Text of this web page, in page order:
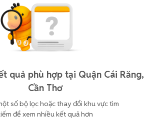
quả phù hợp tại Quận Cái Răng,
Cần Thơ
số bộ lọc hoặc thay đổi khu vực tìm
để xem nhiều kết quả hơn